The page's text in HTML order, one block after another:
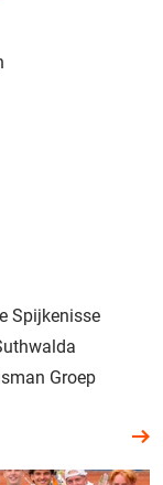
Spijkenisse
Groep